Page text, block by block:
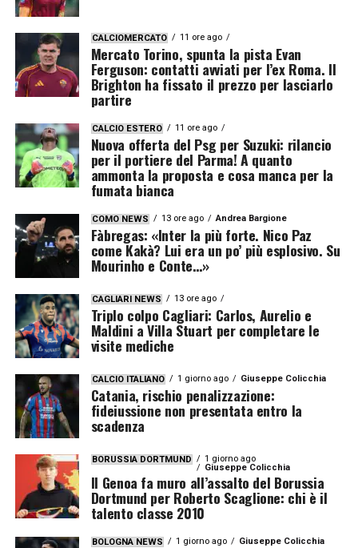
CALCIOMERCATO 11 ore ago
Mercato Torino, spunta la pista Evan
Ferguson: contatti avviati per l’ex Roma. Il
Brighton ha fissato il prezzo per lasciarlo
partire
CALCIO ESTERO 11 ore ago
Nuova offerta del Psg per Suzuki: rilancio
per il portiere del Parma! A quanto
ammonta la proposta e cosa manca per la
fumata bianca
COMO NEWS 13 ore ago Andrea Bargione
Fàbregas: «Inter la più forte. Nico Paz
come Kakà? Lui era un po’ più esplosivo. Su
Mourinho e Conte…»
CAGLIARI NEWS 13 ore ago
Triplo colpo Cagliari: Carlos, Aurelio e
Maldini a Villa Stuart per completare le
visite mediche
CALCIO ITALIANO 1 giorno ago Giuseppe Colicchia
Catania, rischio penalizzazione:
fideiussione non presentata entro la
scadenza
BORUSSIA DORTMUND
1 giorno ago
Giuseppe Colicchia
Il Genoa fa muro all’assalto del Borussia
Dortmund per Roberto Scaglione: chi è il
talento classe 2010
BOLOGNA NEWS 1 giorno ago Giuseppe Colicchia